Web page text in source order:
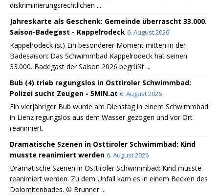
diskriminierungsrechtlichen ...
Jahreskarte als Geschenk: Gemeinde überrascht 33.000.
Saison-Badegast - Kappelrodeck 6. August 2026
Kappelrodeck (st) Ein besonderer Moment mitten in der
Badesaison: Das Schwimmbad Kappelrodeck hat seinen
33.000. Badegast der Saison 2026 begrüßt ...
Bub (4) trieb regungslos in Osttiroler Schwimmbad:
Polizei sucht Zeugen - 5MIN.at 6. August 2026
Ein vierjähriger Bub wurde am Dienstag in einem Schwimmbad
in Lienz regungslos aus dem Wasser gezogen und vor Ort
reanimiert.
Dramatische Szenen in Osttiroler Schwimmbad: Kind
musste reanimiert werden 6. August 2026
Dramatische Szenen in Osttiroler Schwimmbad: Kind musste
reanimiert werden. Zu dem Unfall kam es in einem Becken des
Dolomitenbades. © Brunner ...